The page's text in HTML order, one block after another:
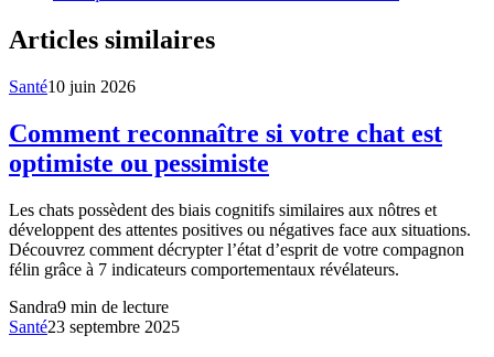
Articles similaires
Santé10 juin 2026
Comment reconnaître si votre chat est
optimiste ou pessimiste
Les chats possèdent des biais cognitifs similaires aux nôtres et
développent des attentes positives ou négatives face aux situations.
Découvrez comment décrypter l’état d’esprit de votre compagnon
félin grâce à 7 indicateurs comportementaux révélateurs.
Sandra9 min de lecture
Santé23 septembre 2025